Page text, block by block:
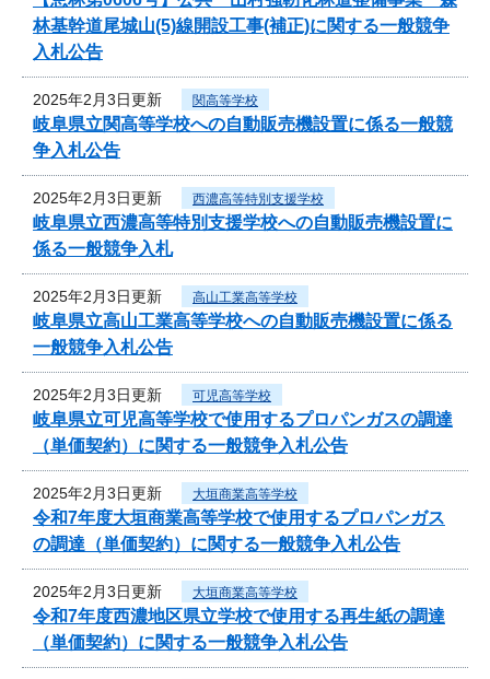
林基幹道尾城山(5)線開設工事(補正)に関する一般競争
入札公告
2025年2月3日更新 関高等学校
岐阜県立関高等学校への自動販売機設置に係る一般競
争入札公告
2025年2月3日更新 西濃高等特別支援学校
岐阜県立西濃高等特別支援学校への自動販売機設置に
係る一般競争入札
2025年2月3日更新 高山工業高等学校
岐阜県立高山工業高等学校への自動販売機設置に係る
一般競争入札公告
2025年2月3日更新 可児高等学校
岐阜県立可児高等学校で使用するプロパンガスの調達
（単価契約）に関する一般競争入札公告
2025年2月3日更新 大垣商業高等学校
令和7年度大垣商業高等学校で使用するプロパンガス
の調達（単価契約）に関する一般競争入札公告
2025年2月3日更新 大垣商業高等学校
令和7年度西濃地区県立学校で使用する再生紙の調達
（単価契約）に関する一般競争入札公告